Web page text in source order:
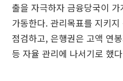
출을 자극하자 금융당국이
가동한다. 관리목표를 지키
점검하고, 은행권은 고액 연
등 자율 관리에 나서기로 했